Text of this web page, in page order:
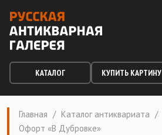
КАТАЛОГ КУПИТЬ КАРТИНУ
Главная / Каталог антиквариата /
Офорт «В Дубровке»